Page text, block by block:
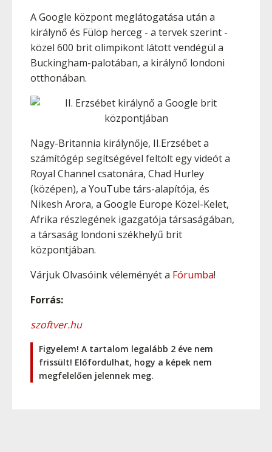
A Google központ meglátogatása után a
királynő és Fülöp herceg - a tervek szerint -
közel 600 brit olimpikont látott vendégül a
Buckingham-palotában, a királynő londoni
otthonában.
Nagy-Britannia királynője, II.Erzsébet a
számítógép segítségével feltölt egy videót a
Royal Channel csatonára, Chad Hurley
(középen), a YouTube társ-alapítója, és
Nikesh Arora, a Google Europe Közel-Kelet,
Afrika részlegének igazgatója társaságában,
a társaság londoni székhelyű brit
központjában.
Várjuk Olvasóink véleményét a Fórumba!
Forrás:
szoftver.hu
Figyelem! A tartalom legalább 2 éve nem
frissült! Előfordulhat, hogy a képek nem
megfelelően jelennek meg.